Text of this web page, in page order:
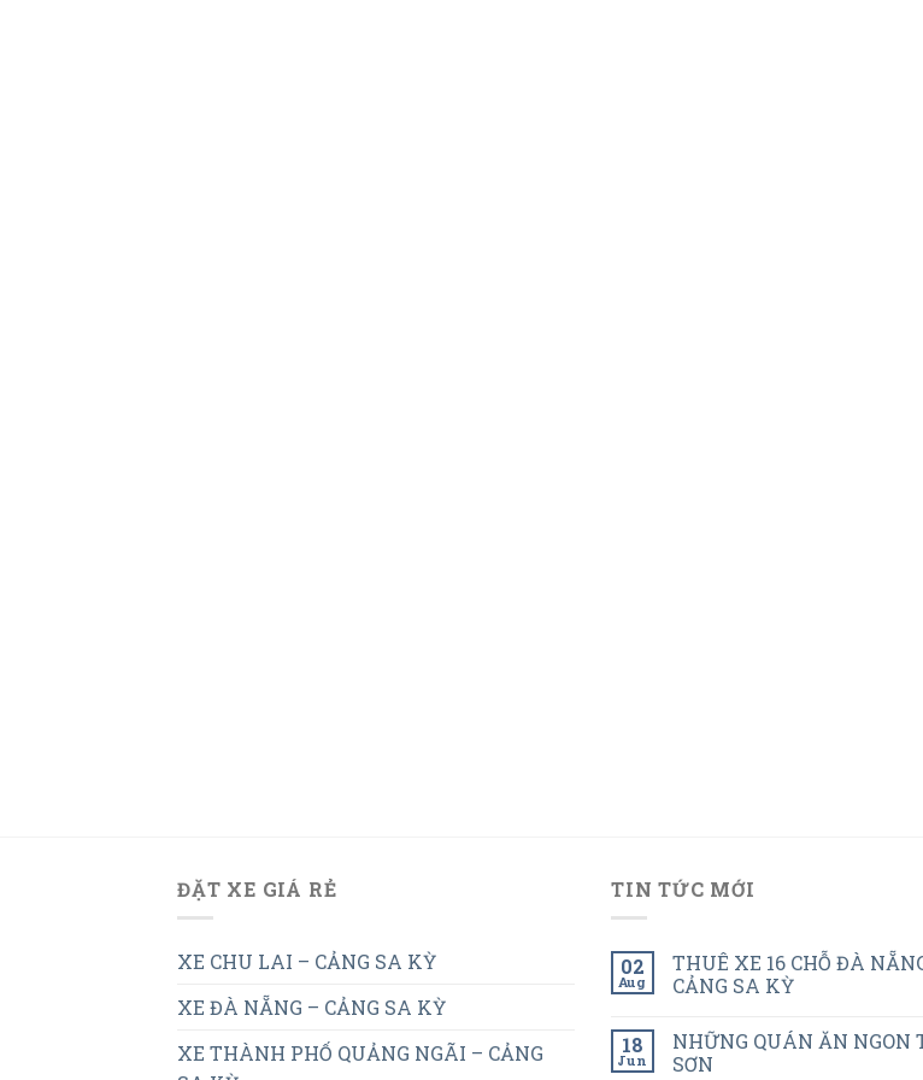
ĐẶT XE GIÁ RẺ
XE CHU LAI – CẢNG SA KỲ
XE ĐÀ NẴNG – CẢNG SA KỲ
XE THÀNH PHỐ QUẢNG NGÃI – CẢNG
TIN TỨC MỚI
02
Aug
THUÊ XE 16 CHỖ ĐÀ
CẢNG SA KỲ
18
Jun
NHỮNG QUÁN ĂN NGON
SƠN